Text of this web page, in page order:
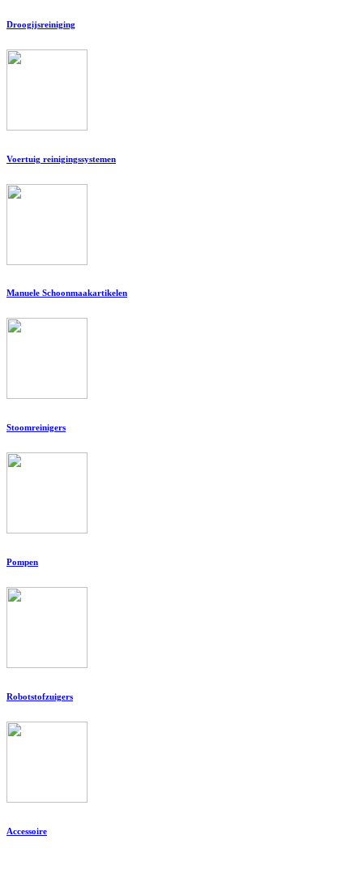
Droogijsreiniging
Voertuig reinigingssystemen
Manuele Schoonmaakartikelen
Stoomreinigers
Pompen
Robotstofzuigers
Accessoire